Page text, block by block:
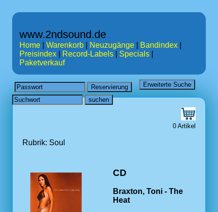
www.2ndsound.de
Home Warenkorb Neuzugänge Bandindex
Preisindex
Record-Labels Specials
Paketverkauf
0 Artikel
Rubrik: Soul
CD
Braxton, Toni - The
Heat